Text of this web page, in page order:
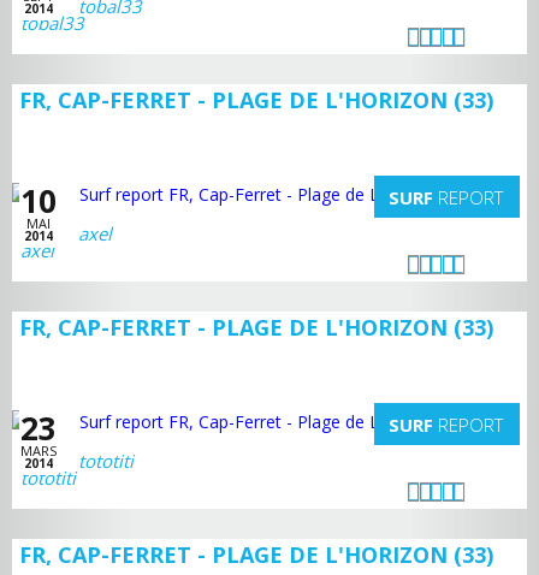
2014 tobal33
FR, CAP-FERRET - PLAGE DE L'HORIZON (33)
10
MAI
2014
SURF REPORT
axel
FR, CAP-FERRET - PLAGE DE L'HORIZON (33)
23
MARS
2014
SURF REPORT
tototiti
FR, CAP-FERRET - PLAGE DE L'HORIZON (33)